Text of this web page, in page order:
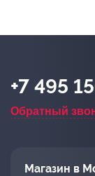
+7 495
Обратный
Магазин в